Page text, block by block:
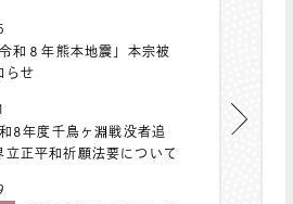
令和８年熊本地震」本宗被
らせ
8年度千鳥ヶ淵戦没者追
立正平和祈願法要について